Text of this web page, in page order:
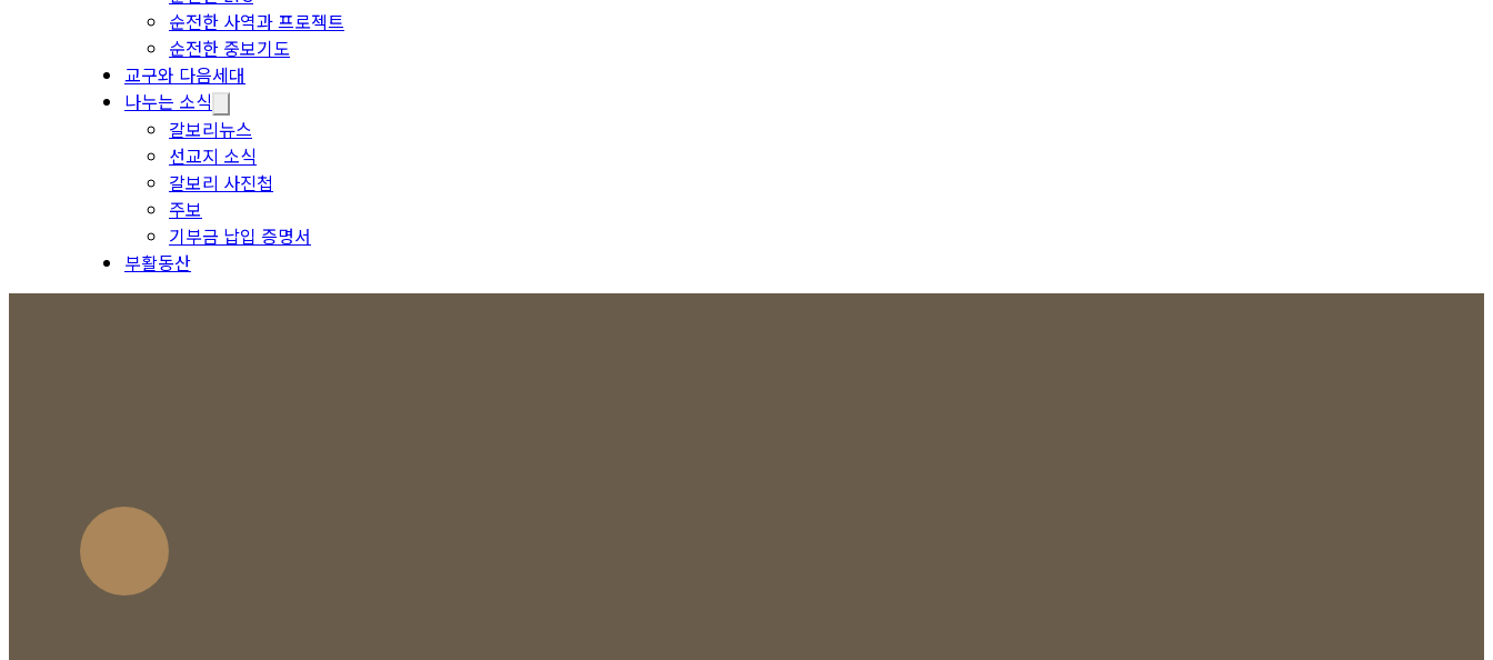
순전한 사역과 프로젝트
순전한 중보기도
교구와 다음세대
나누는 소식
갈보리뉴스
선교지 소식
갈보리 사진첩
주보
기부금 납입 증명서
부활동산